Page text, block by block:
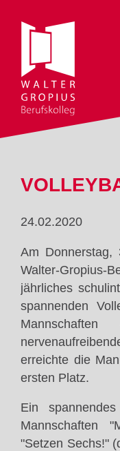
24.02.2020
Am Donnerstag,
Walter-
jährliches
spannenden
erreichte die
ersten Platz.
Ein
Mannschaften
"Setzen Sechs!"